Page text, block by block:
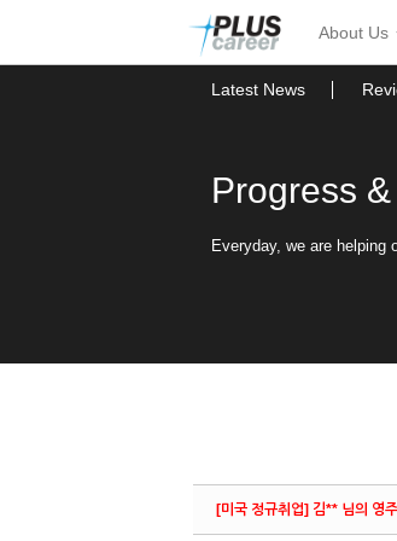
뉴
토
About Us
Latest News
Progress
Everyday, we are helping
[미국 정규취업] 김** 님의 영